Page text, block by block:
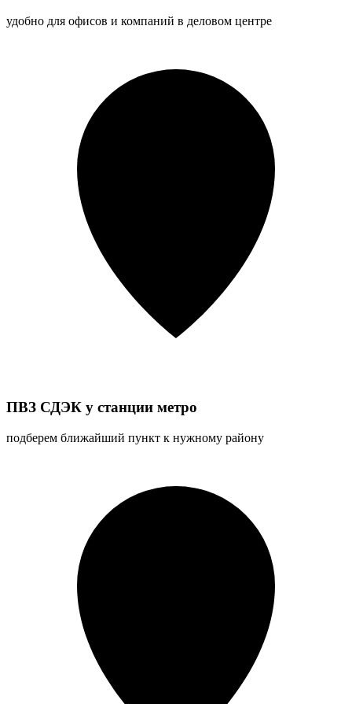
удобно для офисов и компаний в деловом центре
ПВЗ СДЭК у станции метро
подберем ближайший пункт к нужному району